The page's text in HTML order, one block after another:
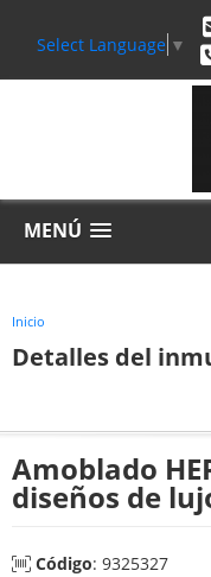
Select Language ▼
MENÚ
Inicio
Detalles del
Amoblado
diseños de
Código: 9325327